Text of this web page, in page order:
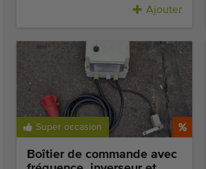
Ajouter
Super occasion
Boîtier de commande avec